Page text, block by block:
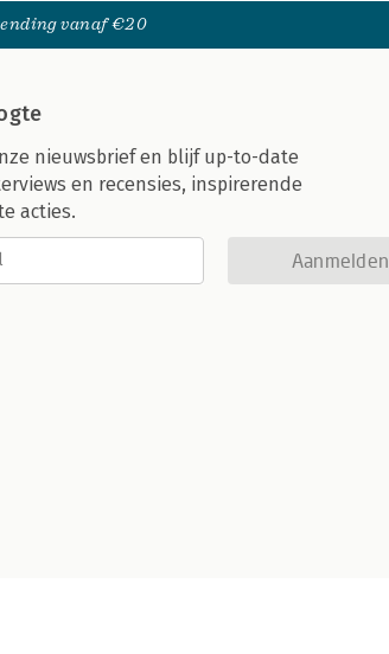
vanaf €20
nieuwsbrief en blijf up-to-date
en recensies, inspirerende
acties.
Aanmelden